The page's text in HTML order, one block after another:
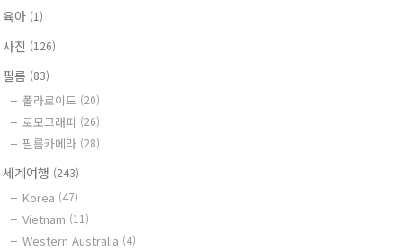
육아 (1)
사진 (126)
필름 (83)
폴라로이드 (20)
로모그래피 (26)
필름카메라 (28)
세계여행 (243)
Korea (47)
Vietnam (11)
Western Australia (4)